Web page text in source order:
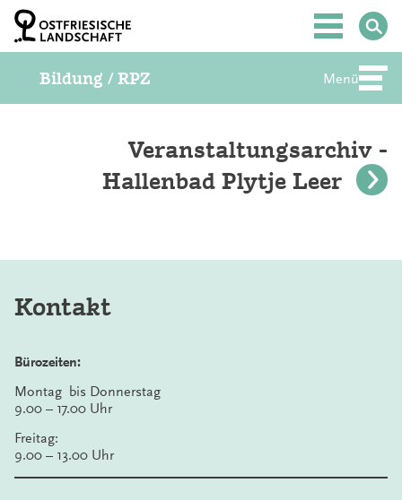
a
e
Hauptmenü
Bildung / RPZ Menü
Veranstaltungsarchiv -
Hallenbad Plytje Leer
Kontakt
Bürozeiten:
Montag bis Donnerstag
9.00 – 17.00 Uhr
Freitag:
9.00 – 13.00 Uhr